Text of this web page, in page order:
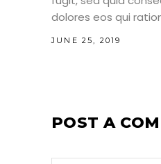
dolores eos qui
JUNE 25, 2019
POST A